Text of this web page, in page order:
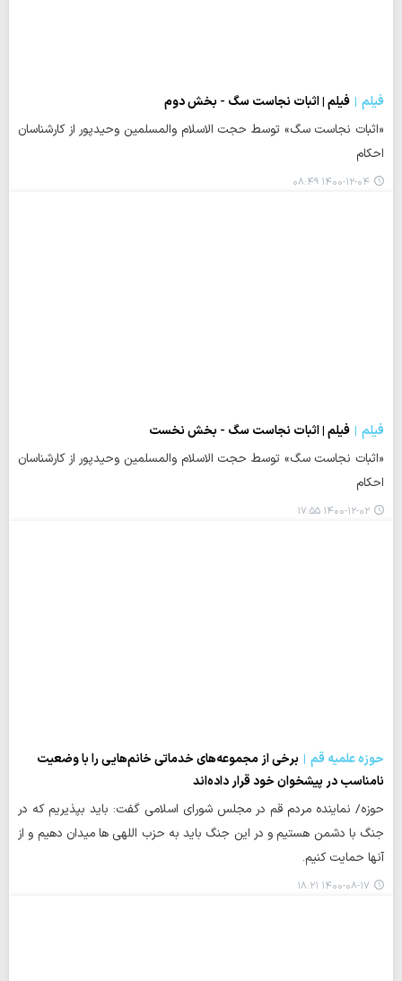
فیلم
فیلم | اثبات نجاست سگ - بخش دوم
«اثبات نجاست سگ» توسط حجت الاسلام والمسلمین وحیدپور از کارشناسان
احکام
۱۴۰۰-۱۲-۰۴ ۰۸:۴۹
فیلم
فیلم | اثبات نجاست سگ - بخش نخست
«اثبات نجاست سگ» توسط حجت الاسلام والمسلمین وحیدپور از کارشناسان
احکام
۱۴۰۰-۱۲-۰۲ ۱۷:۵۵
حوزه علمیه قم
برخی از مجموعه‌های خدماتی خانم‌هایی را با وضعیت
نامناسب در پیشخوان خود قرار داده‌اند
حوزه/ نماینده مردم قم در مجلس شورای اسلامی گفت: باید بپذیریم که در
جنگ با دشمن هستیم و در این جنگ باید به حزب اللهی ها میدان دهیم و از
آنها حمایت کنیم.
۱۴۰۰-۰۸-۱۷ ۱۸:۲۱